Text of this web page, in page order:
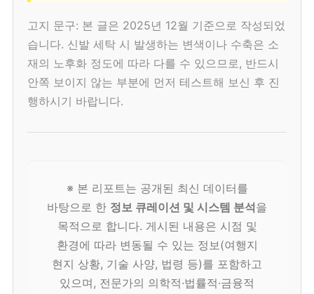
고지 문구: 본 글은 2025년 12월 기준으로 작성되었
습니다. 신발 세탁 시 발생하는 변색이나 수축은 소
재의 노후화 정도에 따라 다를 수 있으므로, 반드시
안쪽 보이지 않는 부분에 먼저 테스트해 보신 후 진
행하시기 바랍니다.
※ 본 리포트는 공개된 최신 데이터를
바탕으로 한 정보 큐레이션 및 시스템 분석을
목적으로 합니다. 게시된 내용은 시점 및
환경에 따라 변동될 수 있는 정보(여행지
현지 상황, 기술 사양, 법령 등)를 포함하고
있으며, 전문가의 의학적·법률적·금융적